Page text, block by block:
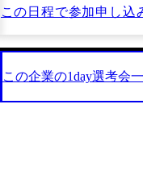
この日程で参加申し込
この企業の1day選考会